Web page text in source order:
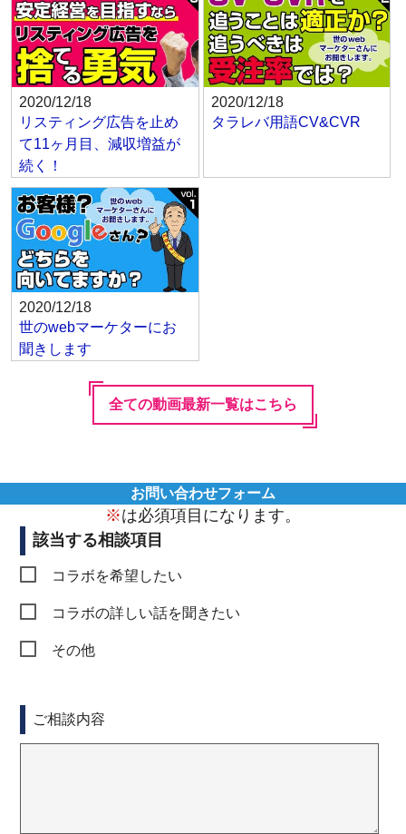
2020/12/18
リスティング広告を止め
て11ヶ月目、減収増益が
続く！
2020/12/18
タラレバ用語CV&CVR
2020/12/18
世のwebマーケターにお
聞きします
全ての動画最新一覧はこちら
お問い合わせフォーム
※は必須項目になります。
該当する相談項目
コラボを希望したい
コラボの詳しい話を聞きたい
その他
ご相談内容